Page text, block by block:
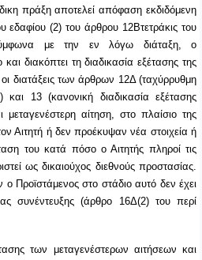
πράξη αποτελεί απόφαση εκδιδόμενη
εδαφίου (2) του άρθρου 12Βτετράκις του
με την εν λόγω διάταξη, ο
διακόπτει τη διαδικασία εξέτασης της
διατάξεις των άρθρων 12Δ (ταχύρρυθμη
και 13 (κανονική διαδικασία εξέτασης
μεταγενέστερη αίτηση, στο πλαίσιο της
Αιτητή ή δεν προέκυψαν νέα στοιχεία ή
του κατά πόσο ο Αιτητής πληροί τις
ως δικαιούχος διεθνούς προστασίας.
ο Προϊστάμενος στο στάδιο αυτό δεν έχει
συνέντευξης (άρθρο 16Δ(2) του περί
των μεταγενέστερων αιτήσεων και